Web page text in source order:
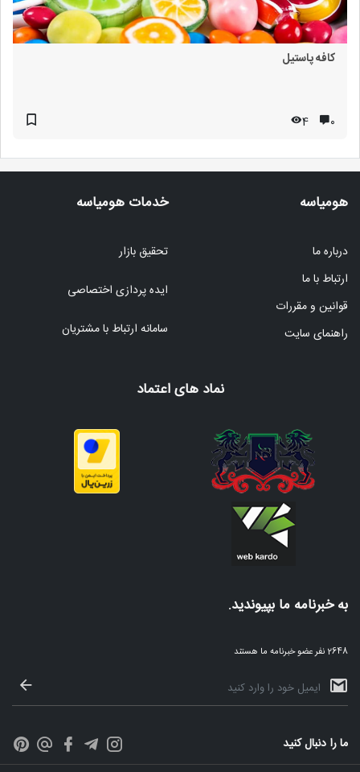
کافه پاستیل
۰ 4
هومیاسه
درباره ما
ارتباط با ما
قوانین و مقررات
راهنمای سایت
خدمات هومیاسه
تحقیق بازار
ایده پردازی اختصاصی
سامانه ارتباط با مشتریان
نماد های اعتماد
به خبرنامه ما بپیوندید.
2648 نفر عضو خبرنامه ما هستند
ما را دنبال کنید